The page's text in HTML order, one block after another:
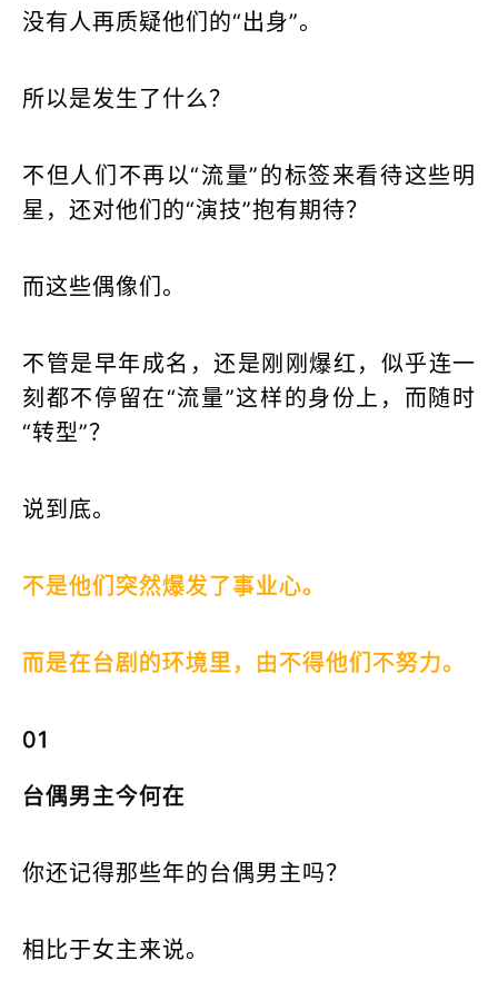
没有人再质疑他们的“出身”。
所以是发生了什么？
不但人们不再以“流量”的标签来看待这些明
星，还对他们的“演技”抱有期待？
而这些偶像们。
不管是早年成名，还是刚刚爆红，似乎连一
刻都不停留在“流量”这样的身份上，而随时
“转型”？
说到底。
不是他们突然爆发了事业心。
而是在台剧的环境里，由不得他们不努力。
01
台偶男主今何在
你还记得那些年的台偶男主吗？
相比于女主来说。